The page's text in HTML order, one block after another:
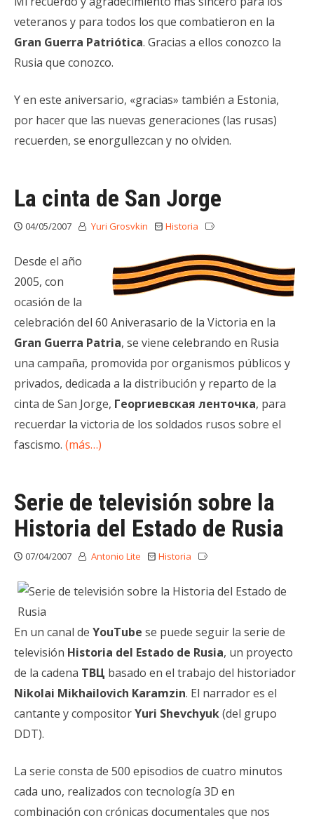
veteranos y para todos los que combatieron en la
Gran Guerra Patriótica. Gracias a ellos conozco la
Rusia que conozco.
Y en este aniversario, «gracias» también a Estonia,
por hacer que las nuevas generaciones (las rusas)
recuerden, se enorgullezcan y no olviden.
La cinta de San Jorge
04/05/2007 Yuri Grosvkin Historia
Desde el año
2005, con
ocasión de la
celebración del 60 Aniverasario de la Victoria en la
Gran Guerra Patria, se viene celebrando en Rusia
una campaña, promovida por organismos públicos y
privados, dedicada a la distribución y reparto de la
cinta de San Jorge, Георгиевская ленточка, para
recuerdar la victoria de los soldados rusos sobre el
fascismo. (más…)
Serie de televisión sobre la
Historia del Estado de Rusia
07/04/2007 Antonio Lite Historia
En un canal de YouTube se puede seguir la serie de
televisión Historia del Estado de Rusia, un proyecto
de la cadena ТВЦ basado en el trabajo del historiador
Nikolai Mikhailovich Karamzin. El narrador es el
cantante y compositorYuri Shevchyuk(del grupo
DDT).
La serie consta de 500 episodios de cuatro minutos
cada uno, realizados con tecnología 3D en
combinación con crónicas documentales que nos